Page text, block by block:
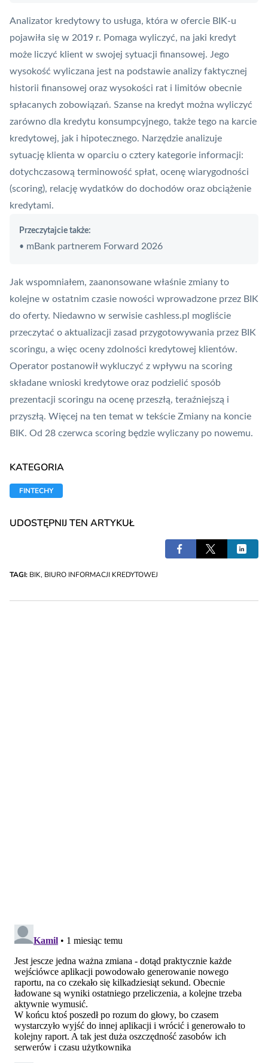
Analizator kredytowy to usługa, która w ofercie BIK-u
pojawiła się w 2019 r. Pomaga wyliczyć, na jaki kredyt
może liczyć klient w swojej sytuacji finansowej. Jego
wysokość wyliczana jest na podstawie analizy faktycznej
historii finansowej oraz wysokości rat i limitów obecnie
spłacanych zobowiązań. Szanse na kredyt można wyliczyć
zarówno dla kredytu konsumpcyjnego, także tego na karcie
kredytowej, jak i hipotecznego. Narzędzie analizuje
sytuację klienta w oparciu o cztery kategorie informacji:
dotychczasową terminowość spłat, ocenę wiarygodności
(scoring), relację wydatków do dochodów oraz obciążenie
kredytami.
Przeczytajcie także:
• mBank partnerem Forward 2026
Jak wspomniałem, zaanonsowane właśnie zmiany to
kolejne w ostatnim czasie nowości wprowadzone przez BIK
do oferty. Niedawno w serwisie cashless.pl mogliście
przeczytać o aktualizacji zasad przygotowywania przez BIK
scoringu, a więc oceny zdolności kredytowej klientów.
Operator postanowił wykluczyć z wpływu na scoring
składane wnioski kredytowe oraz podzielić sposób
prezentacji scoringu na ocenę przeszłą, teraźniejszą i
przyszłą. Więcej na ten temat w tekście Zmiany na koncie
BIK. Od 28 czerwca scoring będzie wyliczany po nowemu.
KATEGORIA
FINTECHY
UDOSTĘPNIJ TEN ARTYKUŁ
TAGI: BIK, BIURO INFORMACJI KREDYTOWEJ